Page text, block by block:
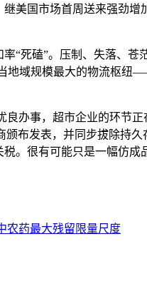
国市场首周送来强劲
磕”。压制、失落、苍
地域规模最大的物流枢
事，超市企业的环节
布发表，并同步拔除持
很有可能只是一幅仿成品
农药最大残留限量尺度